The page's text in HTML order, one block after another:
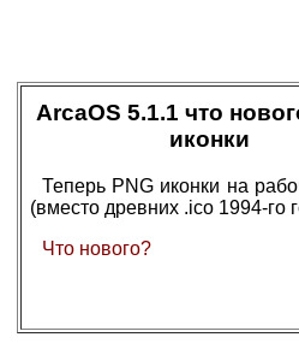
ArcaOS 5.1.1 что
иконки
Теперь PNG иконки на
(вместо древних .ico 1994-го
Что нового?